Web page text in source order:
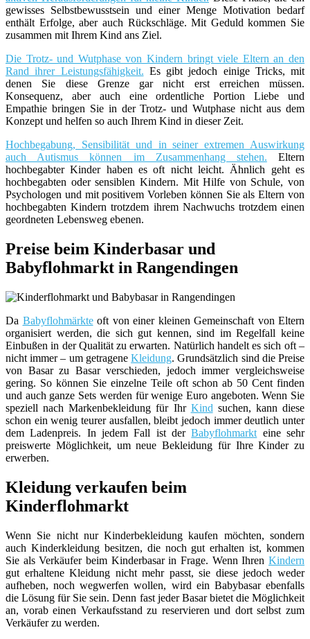
gewisses Selbstbewusstsein und einer Menge Motivation bedarf
enthält Erfolge, aber auch Rückschläge. Mit Geduld kommen Sie
zusammen mit Ihrem Kind ans Ziel.
Die Trotz- und Wutphase von Kindern bringt viele Eltern an den
Rand ihrer Leistungsfähigkeit. Es gibt jedoch einige Tricks, mit
denen Sie diese Grenze gar nicht erst erreichen müssen.
Konsequenz, aber auch eine ordentliche Portion Liebe und
Empathie bringen Sie in der Trotz- und Wutphase nicht aus dem
Konzept und helfen so auch Ihrem Kind in dieser Zeit.
Hochbegabung, Sensibilität und in seiner extremen Auswirkung
auch Autismus können im Zusammenhang stehen. Eltern
hochbegabter Kinder haben es oft nicht leicht. Ähnlich geht es
hochbegabten oder sensiblen Kindern. Mit Hilfe von Schule, von
Psychologen und mit positivem Vorleben können Sie als Eltern von
hochbegabten Kindern trotzdem ihrem Nachwuchs trotzdem einen
geordneten Lebensweg ebenen.
Preise beim Kinderbasar und
Babyflohmarkt in Rangendingen
Da Babyflohmärkteoft von einer kleinen Gemeinschaft von Eltern
organisiert werden, die sich gut kennen, sind im Regelfall keine
Einbußen in der Qualität zu erwarten. Natürlich handelt es sich oft –
nicht immer – um getrageneKleidung. Grundsätzlich sind die Preise
von Basar zu Basar verschieden, jedoch immer vergleichsweise
gering. So können Sie einzelne Teile oft schon ab 50 Cent finden
und auch ganze Sets werden für wenige Euro angeboten. Wenn Sie
speziell nach Markenbekleidung für Ihr Kind suchen, kann diese
schon ein wenig teurer ausfallen, bleibt jedoch immer deutlich unter
dem Ladenpreis. In jedem Fall ist derBabyflohmarkt eine sehr
preiswerte Möglichkeit, um neue Bekleidung für Ihre Kinder zu
erwerben.
Kleidung verkaufen beim
Kinderflohmarkt
Wenn Sie nicht nur Kinderbekleidung kaufen möchten, sondern
auch Kinderkleidung besitzen, die noch gut erhalten ist, kommen
Sie als Verkäufer beim Kinderbasar in Frage. Wenn Ihren Kindern
gut erhaltene Kleidung nicht mehr passt, sie diese jedoch weder
aufheben, noch wegwerfen wollen, wird ein Babybasar ebenfalls
die Lösung für Sie sein. Denn fast jeder Basar bietet die Möglichkeit
an, vorab einen Verkaufsstand zu reservieren und dort selbst zum
Verkäufer zu werden.